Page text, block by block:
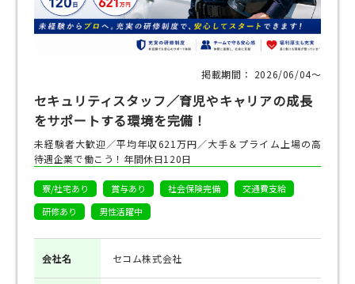
掲載期間： 2026/06/04〜
セキュリティスタッフ／育児やキャリアの成長
をサポートする環境を完備！
未経験者大歓迎／平均年収621万円／大手＆プライム上場の高
待遇企業で働こう！年間休日120日
寮/社宅あり 賞与あり 社会保険完備
交通費支給
研修あり
男性活躍中
会社名 セコム株式会社